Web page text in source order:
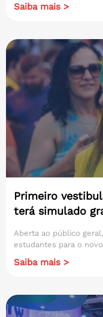
Saiba mais >
Primeiro
terá simulado
Aberta ao público
estudantes para o
Saiba mais >